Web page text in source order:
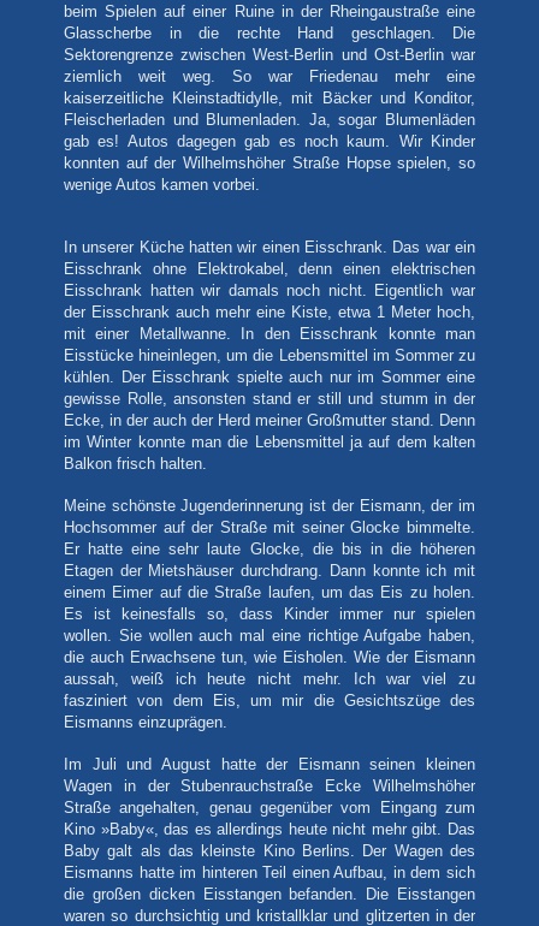
beim Spielen auf einer Ruine in der Rheingaustraße eine
Glasscherbe in die rechte Hand geschlagen. Die
Sektorengrenze zwischen West-Berlin und Ost-Berlin war
ziemlich weit weg. So war Friedenau mehr eine
kaiserzeitliche Kleinstadtidylle, mit Bäcker und Konditor,
Fleischerladen und Blumenladen. Ja, sogar Blumenläden
gab es! Autos dagegen gab es noch kaum. Wir Kinder
konnten auf der Wilhelmshöher Straße Hopse spielen, so
wenige Autos kamen vorbei.
In unserer Küche hatten wir einen Eisschrank. Das war ein
Eisschrank ohne Elektrokabel, denn einen elektrischen
Eisschrank hatten wir damals noch nicht. Eigentlich war
der Eisschrank auch mehr eine Kiste, etwa 1 Meter hoch,
mit einer Metallwanne. In den Eisschrank konnte man
Eisstücke hineinlegen, um die Lebensmittel im Sommer zu
kühlen. Der Eisschrank spielte auch nur im Sommer eine
gewisse Rolle, ansonsten stand er still und stumm in der
Ecke, in der auch der Herd meiner Großmutter stand. Denn
im Winter konnte man die Lebensmittel ja auf dem kalten
Balkon frisch halten.
Meine schönste Jugenderinnerung ist der Eismann, der im
Hochsommer auf der Straße mit seiner Glocke bimmelte.
Er hatte eine sehr laute Glocke, die bis in die höheren
Etagen der Mietshäuser durchdrang. Dann konnte ich mit
einem Eimer auf die Straße laufen, um das Eis zu holen.
Es ist keinesfalls so, dass Kinder immer nur spielen
wollen. Sie wollen auch mal eine richtige Aufgabe haben,
die auch Erwachsene tun, wie Eisholen. Wie der Eismann
aussah, weiß ich heute nicht mehr. Ich war viel zu
fasziniert von dem Eis, um mir die Gesichtszüge des
Eismanns einzuprägen.
Im Juli und August hatte der Eismann seinen kleinen
Wagen in der Stubenrauchstraße Ecke Wilhelmshöher
Straße angehalten, genau gegenüber vom Eingang zum
Kino »Baby«, das es allerdings heute nicht mehr gibt. Das
Baby galt als das kleinste Kino Berlins. Der Wagen des
Eismanns hatte im hinteren Teil einen Aufbau, in dem sich
die großen dicken Eisstangen befanden. Die Eisstangen
waren so durchsichtig und kristallklar und glitzerten in der